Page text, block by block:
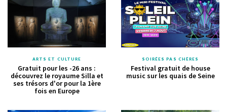
ARTS ET CULTURE
Gratuit pour les -26 ans :
découvrez le royaume Silla et
ses trésors d'or pour la 1ère
fois en Europe
SOIRÉES PAS CHÈRES
Festival gratuit de house
music sur les quais de Seine